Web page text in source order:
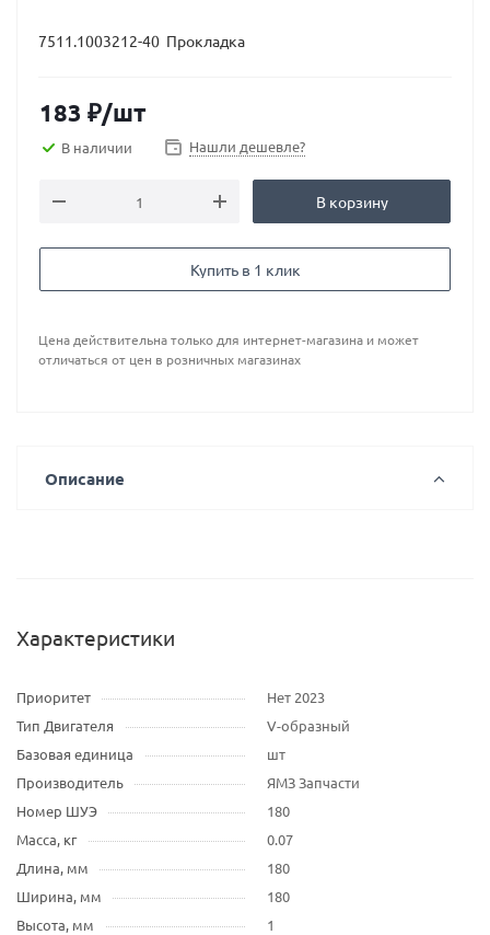
7511.1003212-40 Прокладка
183 ₽/шт
В наличии Нашли дешевле?
В корзину
Купить в 1 клик
Цена действительна только для интернет-магазина и может
отличаться от цен в розничных магазинах
Описание
Характеристики
Приоритет
Нет 2023
Тип Двигателя
V-образный
Базовая единица
шт
Производитель
ЯМЗ Запчасти
Номер ШУЭ
180
Масса, кг
0.07
Длина, мм
180
Ширина, мм
180
Высота, мм
1